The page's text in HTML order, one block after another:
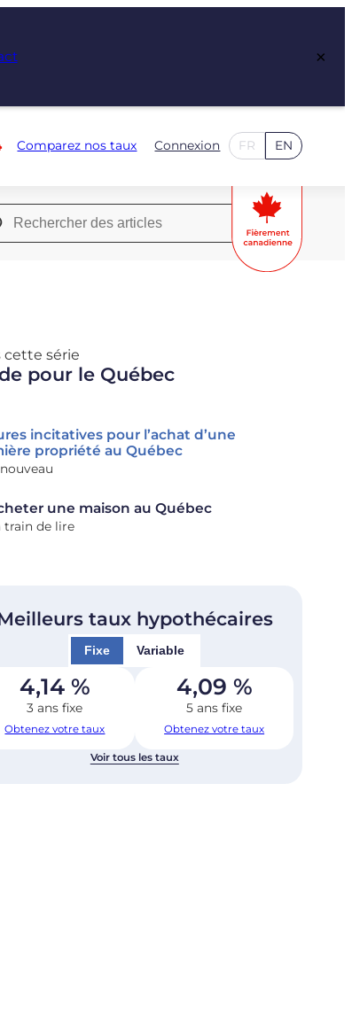
×
Comparez nos taux Connexion FR EN
Rechercher :
cette série
pour le Québec
incitatives pour l’achat d’une
propriété au Québec
une maison au Québec
train de lire
taux hypothécaires
Fixe Variable
4,14 %
3 ans fixe
Obtenez votre taux
4,09 %
5 ans fixe
Obtenez votre taux
Voir tous les taux